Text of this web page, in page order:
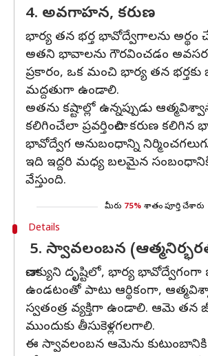
4. అవగాహన, కరుణ
భార్య తన భర్త భావోద్వేగాలను అర్థం
అతని భావాలను గౌరవించడం
ప్రకారం, ఒక మంచి భార్య తన
మద్దతుగా ఉండాలి.
అతను కష్టాల్లో ఉన్నప్పుడు
కలిగించేలా ప్రవర్తించాలి. కరుణ
భావోద్వేగ అనుబంధాన్ని
ఇది ఇద్దరి మధ్య బలమైన
వేస్తుంది.
మీరు 75% శాతం పూర్తి చేశారు
Details
5. స్వావలంబన
చాణక్యుని దృష్టిలో, భార్య
ఉండటంతో పాటు ఆర్థికంగా,
స్వతంత్ర వ్యక్తిగా ఉండాలి. ఆమె తన
ముందుకు తీసుకెళ్లగలగాలి.
ఈ స్వావలంబన ఆమెను కుటుంబానికి